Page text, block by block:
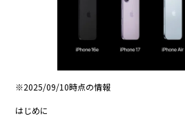
※2025/09/10時点の情報
はじめに